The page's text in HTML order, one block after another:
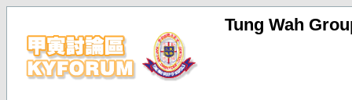
Tung Wah